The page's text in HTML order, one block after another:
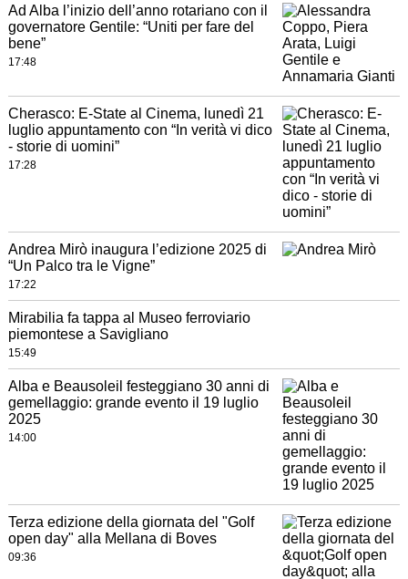
Ad Alba l’inizio dell’anno rotariano con il
governatore Gentile: “Uniti per fare del
bene”
17:48
Cherasco: E-State al Cinema, lunedì 21
luglio appuntamento con “In verità vi dico
- storie di uomini”
17:28
Andrea Mirò inaugura l’edizione 2025 di
“Un Palco tra le Vigne”
17:22
Mirabilia fa tappa al Museo ferroviario
piemontese a Savigliano
15:49
Alba e Beausoleil festeggiano 30 anni di
gemellaggio: grande evento il 19 luglio
2025
14:00
Terza edizione della giornata del "Golf
open day" alla Mellana di Boves
09:36